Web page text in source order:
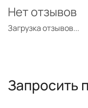
Загрузка отзывов...
Нет отзывов
Запросить